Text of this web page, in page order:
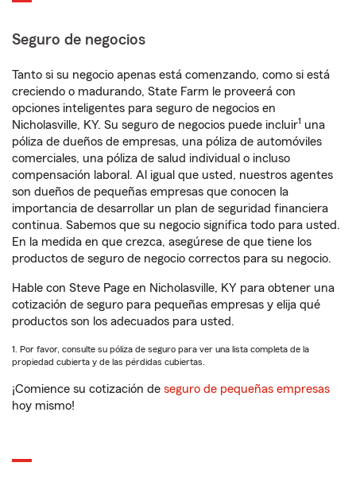
Seguro de negocios
Tanto si su negocio apenas está comenzando, como si está
creciendo o madurando, State Farm le proveerá con
opciones inteligentes para seguro de negocios en
Nicholasville, KY. Su seguro de negocios puede incluir1 una
póliza de dueños de empresas, una póliza de automóviles
comerciales, una póliza de salud individual o incluso
compensación laboral. Al igual que usted, nuestros agentes
son dueños de pequeñas empresas que conocen la
importancia de desarrollar un plan de seguridad financiera
continua. Sabemos que su negocio significa todo para usted.
En la medida en que crezca, asegúrese de que tiene los
productos de seguro de negocio correctos para su negocio.
Hable con Steve Page en Nicholasville, KY para obtener una
cotización de seguro para pequeñas empresas y elija qué
productos son los adecuados para usted.
1. Por favor, consulte su póliza de seguro para ver una lista completa de la
propiedad cubierta y de las pérdidas cubiertas.
¡Comience su cotización de seguro de pequeñas empresas
hoy mismo!